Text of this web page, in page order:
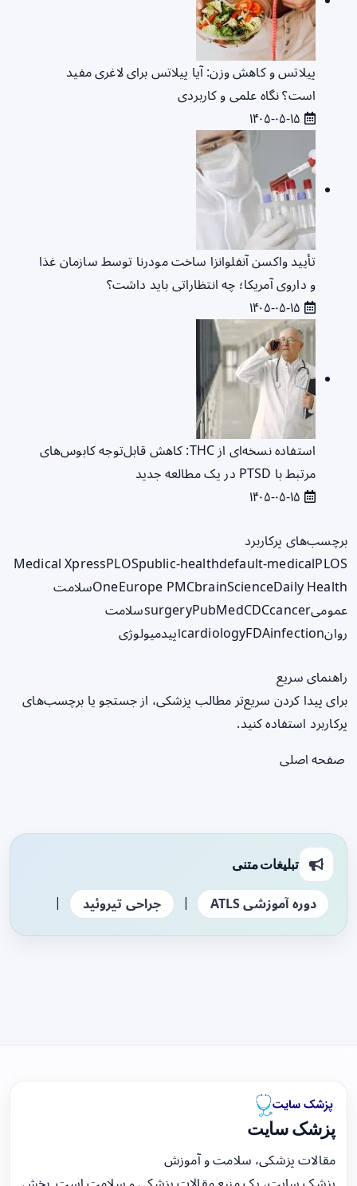
پیلاتس و کاهش وزن: آیا پیلاتس برای لاغری مفید
است؟ نگاه علمی و کاربردی
تأیید واکسن آنفلوانزا ساخت مودرنا توسط سازمان غذا
و داروی آمریکا؛ چه انتظاراتی باید داشت؟
استفاده نسخه‌ای از THC: کاهش قابل‌توجه کابوس‌های
مرتبط با PTSD در یک مطالعه جدید
برچسب‌های پرکاربرد
Medical XpressPLOSpublic-healthdefault-medicalPLOS
OneEurope PMCbrainScienceDaily Health
سلامت
عمومی
surgeryPubMedCDCcancer
سلامت
روان
cardiologyFDAinfection اپیدمیولوژی
راهنمای سریع
برای پیدا کردن سریع‌تر مطالب پزشکی، از جستجو یا برچسب‌های
پرکاربرد استفاده کنید.
صفحه اصلی
تبلیغات متنی
دوره آموزشی ATLS | جراحی تیروئید |
پزشک سایت
مقالات پزشکی، سلامت و آموزش